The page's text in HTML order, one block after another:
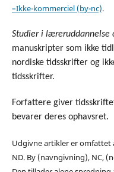
–Ikke-kommerciel (by-nc).
Studier i læreruddannelse
manuskripter som ikke
nordiske tidsskrifter og
tidsskrifter.
Forfattere giver
bevarer deres ophavsret.
Udgivne artikler er omfattet
ND. By (navngivning), NC,